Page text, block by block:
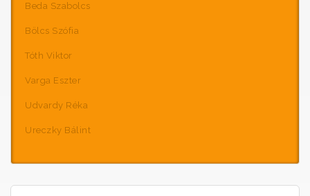
Beda Szabolcs
Bölcs Szófia
Tóth Viktor
Varga Eszter
Udvardy Réka
Ureczky Bálint